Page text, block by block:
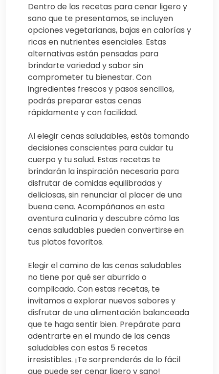
Dentro de las recetas para cenar ligero y
sano que te presentamos, se incluyen
opciones vegetarianas, bajas en calorías y
ricas en nutrientes esenciales. Estas
alternativas están pensadas para
brindarte variedad y sabor sin
comprometer tu bienestar. Con
ingredientes frescos y pasos sencillos,
podrás preparar estas cenas
rápidamente y con facilidad.
Al elegir cenas saludables, estás tomando
decisiones conscientes para cuidar tu
cuerpo y tu salud. Estas recetas te
brindarán la inspiración necesaria para
disfrutar de comidas equilibradas y
deliciosas, sin renunciar al placer de una
buena cena. Acompáñanos en esta
aventura culinaria y descubre cómo las
cenas saludables pueden convertirse en
tus platos favoritos.
Elegir el camino de las cenas saludables
no tiene por qué ser aburrido o
complicado. Con estas recetas, te
invitamos a explorar nuevos sabores y
disfrutar de una alimentación balanceada
que te haga sentir bien. Prepárate para
adentrarte en el mundo de las cenas
saludables con estas 5 recetas
irresistibles. ¡Te sorprenderás de lo fácil
que puede ser cenar ligero y sano!